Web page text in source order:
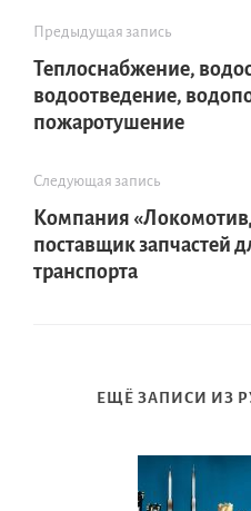
Предыдущая запись
Теплоснабжение,
водоотведение,
пожаротушение
Следующая запись
Компания
поставщик запчастей
транспорта
ЕЩЁ ЗАПИСИ ИЗ